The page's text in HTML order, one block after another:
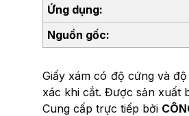
Ứng dụng:
Nguồn gốc:
Giấy xám có độ cứng và
xác khi cắt. Được sản xuất
Cung cấp trực tiếp bởi